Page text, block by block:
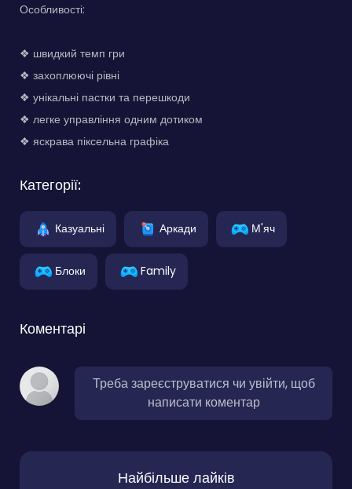
Особливості:
❖ швидкий темп гри
❖ захоплюючі рівні
❖ унікальні пастки та перешкоди
❖ легке управління одним дотиком
❖ яскрава піксельна графіка
Категорії:
Казуальні Аркади М'яч
Блоки Family
Коментарі
Треба зареєструватися чи увійти, щоб
написати коментар
Найбільше лайків